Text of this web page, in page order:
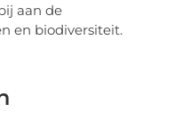
aan de
en biodiversiteit.